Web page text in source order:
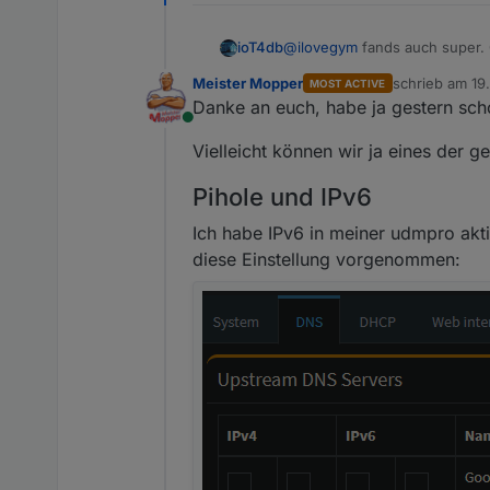
ioT4db@ilovegym fands auch
Online
Meister Mopper MOST ACTIVE schrieb am
zuletzt
Danke an euch, habe ja gestern
Vielleicht können wir ja eines der
Pihole und IPv6
Ich habe IPv6 in meiner udmpro
diese Einstellung vorgenommen: